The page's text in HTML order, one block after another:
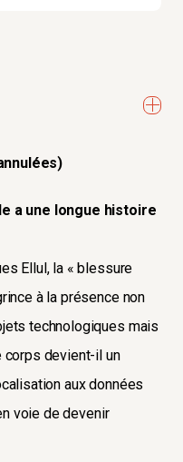
a une longue histoire
Ellul, la « blessure
à la présence non
technologiques mais
corps devient-il un
aux données
voie de devenir